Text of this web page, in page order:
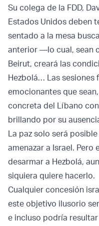
Su colega de la FDD,
Estados Unidos deben
sentado a la mesa
anterior —lo cual, sean
Beirut, creará las
Hezbolá… Las sesiones
emocionantes que
concreta del Líbano
brillando por su
La paz solo será
amenazar a Israel. Pero
desarmar a Hezbolá,
siquiera quiere hacerlo.
Cualquier concesión
este objetivo ilusorio
e incluso podría